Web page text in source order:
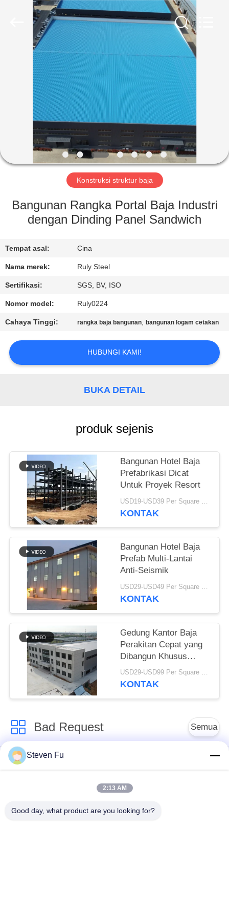
RUMAH
PRODUK
VIDEO
TAMPILAN
VR
TENTANG
KAMI
TUR
PABRIK
KONTROL
HUBUNGI
KAMI
BLOG
SITEMAP
PRIVACY
POLICY
Konstruksi struktur baja
Bangunan Rangka Portal Baja Industri
dengan Dinding Panel Sandwich
Tempat asal: Cina
Nama merek: Ruly Steel
Sertifikasi: SGS, BV, ISO
Nomor model: Ruly0224
Cahaya Tinggi: rangka baja bangunan,bangunan logam cetakan
HUBUNGI KAMI!
BUKA DETAIL
produk sejenis
Bangunan Hotel Baja
Prefabrikasi Dicat
Untuk Proyek Resort
USD19-USD39 Per Square Meter MOQ:200 meter persegi
KONTAK
Bangunan Hotel Baja
Prefab Multi-Lantai
Anti-Seismik
USD29-USD49 Per Square Meter MOQ:200 meter persegi
KONTAK
Gedung Kantor Baja
Perakitan Cepat yang
Dibangun Khusus
untuk Bisnis Modern
yang Efisien
USD29-USD99 Per Square Meter MOQ:200 meter persegi
KONTAK
Bad Request Semua
Struktur baja gudang
lokakarya
baja
baja
Steven Fu
2:13 AM
Good day, what product are you looking for?